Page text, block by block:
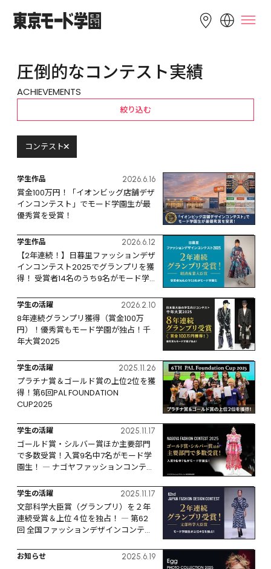
English 简体中文
Tiếng Việt
Bahasa
Indonesia
圧倒的なコンテスト実績
ACHIEVEMENTS
絞り込む
コンテスト
学生作品 2026.6.16
賞金100万円！「イオンビッグ店舗デザ
インコンテスト」でモード学園生が最
優秀賞を受賞！
学生作品 2026.6.12
【2年連続！】日暮里ファッションデザ
インコンテスト2025でグランプリを獲
得！ 受賞者14名のうち9名がモード学
学生の活躍 2026.2.10
8年連続グランプリ獲得（賞金100万
円）！優秀賞もモード学園が独占！千
年大賞2025
学生の活躍 2025.11.26
プラチナ賞＆ゴールド賞の上位2位を獲
得！第6回PAL FOUNDATION
CUP2025
学生の活躍 2025.11.17
ゴールド賞・シルバー賞ほか主要部門
で多数受賞！入賞9名中7名がモード学
園生！ ― ナゴヤファッションコンテス
学生の活躍 2025.11.17
文部科学大臣賞（グランプリ）を２年
連続受賞＆上位４位を独占！ ― 第62
回 全国ファッションデザインコンテス
お知らせ 2025.6.19